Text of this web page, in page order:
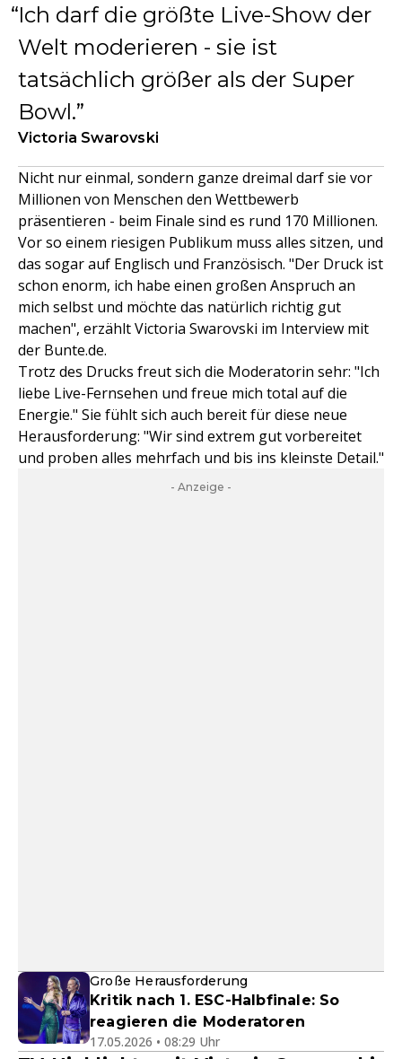
Ich darf die größte Live-Show der
Welt moderieren - sie ist
tatsächlich größer als der Super
Bowl.
Victoria Swarovski
Nicht nur einmal, sondern ganze dreimal darf sie vor
Millionen von Menschen den Wettbewerb
präsentieren - beim Finale sind es rund 170 Millionen.
Vor so einem riesigen Publikum muss alles sitzen, und
das sogar auf Englisch und Französisch. "Der Druck ist
schon enorm, ich habe einen großen Anspruch an
mich selbst und möchte das natürlich richtig gut
machen", erzählt Victoria Swarovski im Interview mit
der Bunte.de.
Trotz des Drucks freut sich die Moderatorin sehr: "Ich
liebe Live-Fernsehen und freue mich total auf die
Energie." Sie fühlt sich auch bereit für diese neue
Herausforderung: "Wir sind extrem gut vorbereitet
und proben alles mehrfach und bis ins kleinste Detail."
- Anzeige -
Große Herausforderung
Kritik nach 1. ESC-Halbfinale: So
reagieren die Moderatoren
17.05.2026 • 08:29 Uhr